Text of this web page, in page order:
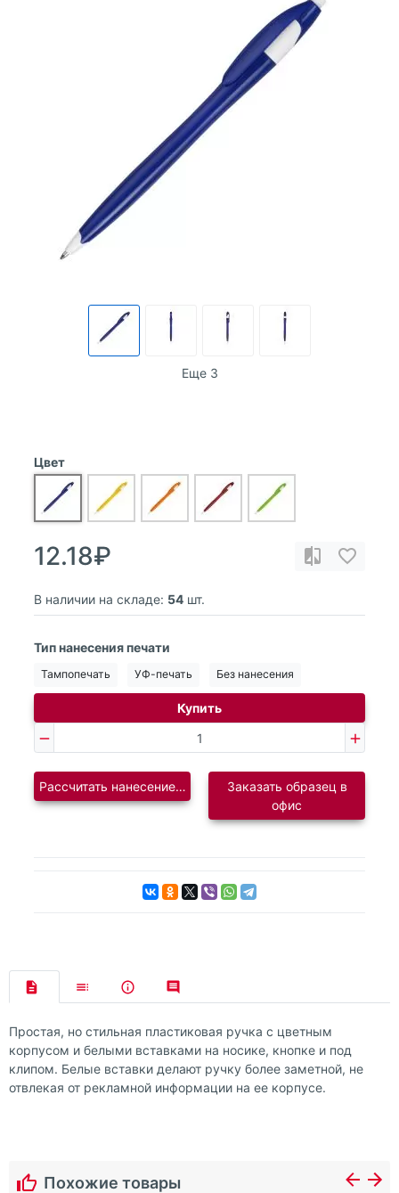
Еще 3
Цвет
12.18₽
В наличии на складе: 54 шт.
Тип нанесения печати
Тампопечать УФ-печать Без нанесения
Купить
Рассчитать нанесение логотипаЗаказать образец в
офис
Простая, но стильная пластиковая ручка с цветным
корпусом и белыми вставками на носике, кнопке и под
клипом. Белые вставки делают ручку более заметной, не
отвлекая от рекламной информации на ее корпусе.
Похожие товары